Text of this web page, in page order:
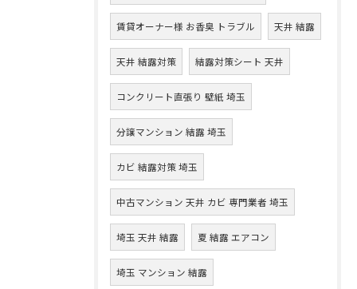
賃貸オーナー様 お香臭 トラブル 天井 結露
天井 結露対策 結露対策シート 天井
コンクリート直張り 壁紙 埼玉
分譲マンション 結露 埼玉
カビ 結露対策 埼玉
中古マンション 天井 カビ 専門業者 埼玉
埼玉 天井 結露 夏 結露 エアコン
埼玉 マンション 結露